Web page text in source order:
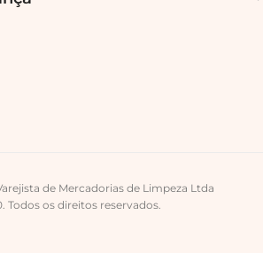
de Mercadorias de Limpeza Ltda
Todos os direitos reservados.